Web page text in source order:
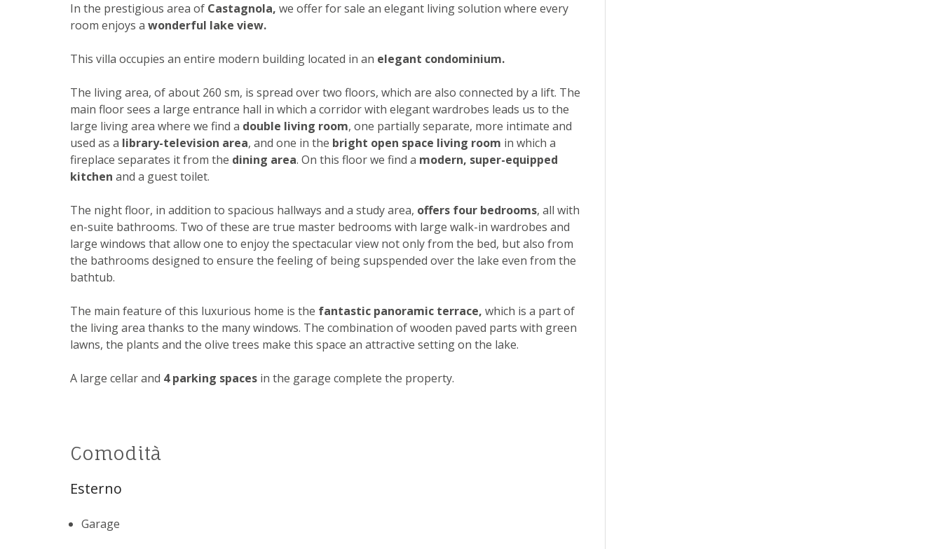
In the prestigious area of Castagnola, we offer for sale an elegant living solution where every
room enjoys a wonderful lake view.
This villa occupies an entire modern building located in an elegant condominium.
The living area, of about 260 sm, is spread over two floors, which are also connected by a lift. The
main floor sees a large entrance hall in which a corridor with elegant wardrobes leads us to the
large living area where we find a double living room, one partially separate, more intimate and
used as a library-television area, and one in the bright open space living room in which a
fireplace separates it from the dining area. On this floor we find a modern, super-equipped
kitchen and a guest toilet.
The night floor, in addition to spacious hallways and a study area, offers four bedrooms, all with
en-suite bathrooms. Two of these are true master bedrooms with large walk-in wardrobes and
large windows that allow one to enjoy the spectacular view not only from the bed, but also from
the bathrooms designed to ensure the feeling of being supspended over the lake even from the
bathtub.
The main feature of this luxurious home is the fantastic panoramic terrace, which is a part of
the living area thanks to the many windows. The combination of wooden paved parts with green
lawns, the plants and the olive trees make this space an attractive setting on the lake.
A large cellar and 4 parking spaces in the garage complete the property.
Comodità
Esterno
Garage